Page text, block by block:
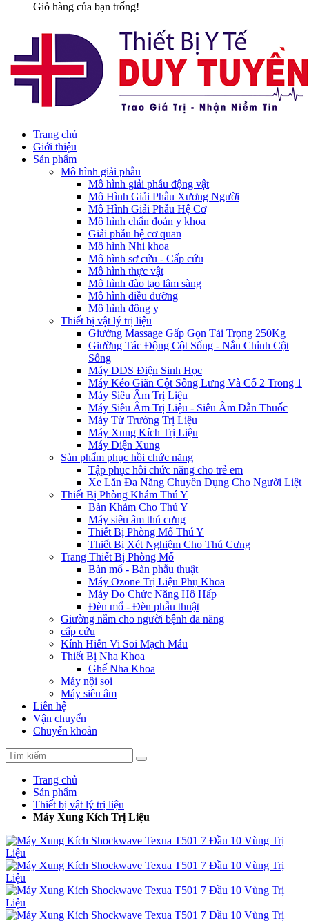
Giỏ hàng của bạn trống!
Trang chủ
Giới thiệu
Sản phẩm
Mô hình giải phẫu
Mô hình giải phẫu động vật
Mô Hình Giải Phẫu Xương Người
Mô Hình Giải Phẫu Hệ Cơ
Mô hình chẩn đoán y khoa
Giải phẫu hệ cơ quan
Mô hình Nhi khoa
Mô hình sơ cứu - Cấp cứu
Mô hình thực vật
Mô hình đào tạo lâm sàng
Mô hình điều dưỡng
Mô hình đông y
Thiết bị vật lý trị liệu
Giường Massage Gấp Gọn Tải Trọng 250Kg
Giường Tác Động Cột Sống - Nắn Chỉnh Cột
Sống
Máy DDS Điện Sinh Học
Máy Kéo Giãn Cột Sống Lưng Và Cổ 2 Trong 1
Máy Siêu Âm Trị Liệu
Máy Siêu Âm Trị Liệu - Siêu Âm Dẫn Thuốc
Máy Từ Trường Trị Liệu
Máy Xung Kích Trị Liệu
Máy Điện Xung
Sản phẩm phục hồi chức năng
Tập phục hồi chức năng cho trẻ em
Xe Lăn Đa Năng Chuyên Dụng Cho Người Liệt
Thiết Bị Phòng Khám Thú Y
Bàn Khám Cho Thú Y
Máy siêu âm thú cưng
Thiết Bị Phòng Mổ Thú Y
Thiết Bị Xét Nghiệm Cho Thú Cưng
Trang Thiết Bị Phòng Mổ
Bàn mổ - Bàn phẫu thuật
Máy Ozone Trị Liệu Phụ Khoa
Máy Đo Chức Năng Hô Hấp
Đèn mổ - Đèn phẫu thuật
Giường nằm cho người bệnh đa năng
cấp cứu
Kính Hiển Vi Soi Mạch Máu
Thiết Bị Nha Khoa
Ghế Nha Khoa
Máy nội soi
Máy siêu âm
Liên hệ
Vận chuyển
Chuyển khoản
Trang chủ
Sản phẩm
Thiết bị vật lý trị liệu
Máy Xung Kích Trị Liệu